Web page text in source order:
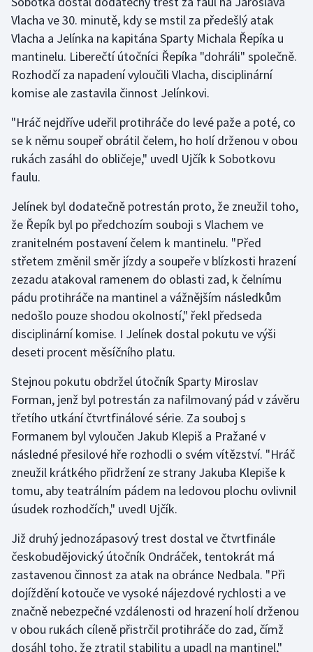
Stolní tenis
Triatlon
Veslování
Volejbal
Ostatní
Vlacha ve 30. minutě, kdy se mstil za předešlý atak
Vlacha a Jelínka na kapitána Sparty Michala Řepíka u
mantinelu. Liberečtí útočníci Řepíka "dohráli" společně.
Rozhodčí za napadení vyloučili Vlacha, disciplinární
komise ale zastavila činnost Jelínkovi.
"Hráč nejdříve udeřil protihráče do levé paže a poté, co
se k němu soupeř obrátil čelem, ho holí drženou v obou
rukách zasáhl do obličeje," uvedl Ujčík k Sobotkovu
faulu.
Jelínek byl dodatečně potrestán proto, že zneužil toho,
že Řepík byl po předchozím souboji s Vlachem ve
zranitelném postavení čelem k mantinelu. "Před
střetem změnil směr jízdy a soupeře v blízkosti hrazení
zezadu atakoval ramenem do oblasti zad, k čelnímu
pádu protihráče na mantinel a vážnějším následkům
nedošlo pouze shodou okolností," řekl předseda
disciplinární komise. I Jelínek dostal pokutu ve výši
deseti procent měsíčního platu.
Stejnou pokutu obdržel útočník Sparty Miroslav
Forman, jenž byl potrestán za nafilmovaný pád v závěru
třetího utkání čtvrtfinálové série. Za souboj s
Formanem byl vyloučen Jakub Klepiš a Pražané v
následné přesilové hře rozhodli o svém vítězství. "Hráč
zneužil krátkého přidržení ze strany Jakuba Klepiše k
tomu, aby teatrálním pádem na ledovou plochu ovlivnil
úsudek rozhodčích," uvedl Ujčík.
Již druhý jednozápasový trest dostal ve čtvrtfinále
českobudějovický útočník Ondráček, tentokrát má
zastavenou činnost za atak na obránce Nedbala. "Při
dojíždění kotouče ve vysoké nájezdové rychlosti a ve
značně nebezpečné vzdálenosti od hrazení holí drženou
v obou rukách cíleně přistrčil protihráče do zad, čímž
dosáhl toho, že ztratil stabilitu a upadl na mantinel,"